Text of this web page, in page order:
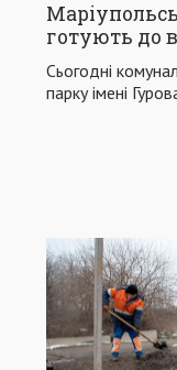
готують до
Сьогодні
парку імені